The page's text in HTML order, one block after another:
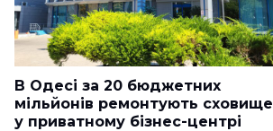
В Одесі за 20 бюджетних
мільйонів ремонтують сховище
у приватному бізнес-центрі